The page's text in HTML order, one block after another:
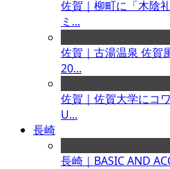
佐賀｜柳町に「木陰
ミ...
佐賀｜古湯温泉 佐賀
20...
佐賀｜佐賀大学にコ
U...
長崎
長崎｜BASIC AND